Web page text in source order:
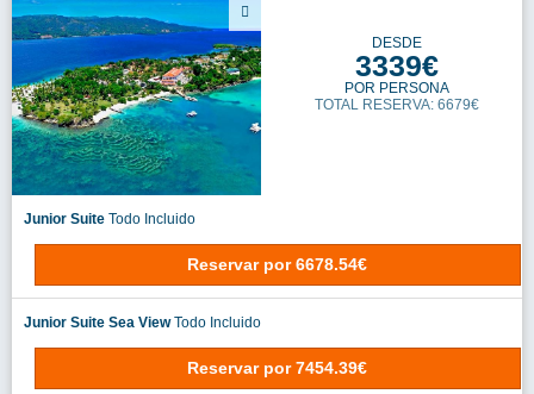
DESDE
3339€
POR PERSONA
TOTAL RESERVA: 6679€
Junior Suite Todo Incluido
Reservar por 6678.54€
Junior Suite Sea ViewTodo Incluido
Reservar por 7454.39€